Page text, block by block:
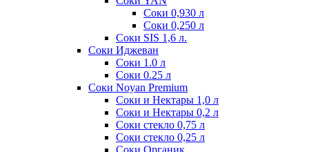
Соки 0,930 л
Соки 0,250 л
Соки SIS 1,6 л.
Соки Иджеван
Соки 1.0 л
Соки 0.25 л
Соки Noyan Premium
Соки и Нектары 1,0 л
Соки и Нектары 0,2 л
Соки стекло 0,75 л
Соки стекло 0,25 л
Соки Органик